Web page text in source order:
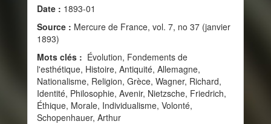
Date : 1893-01
Source : Mercure de France, vol. 7, no 37 (janvier
1893)
Mots clés : Évolution, Fondements de
l'esthétique, Histoire, Antiquité, Allemagne,
Nationalisme, Religion, Grèce, Wagner, Richard,
Identité, Philosophie, Avenir, Nietzsche, Friedrich,
Éthique, Morale, Individualisme, Volonté,
Schopenhauer, Arthur